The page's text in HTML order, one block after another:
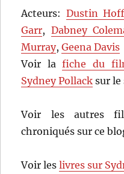
Acteurs: Dustin
Garr, Dabney
Murray,Geena Davis
Voir lafiche du
Sydney Pollack sur le
Voir les autres
chroniqués sur ce
Voir leslivres sur